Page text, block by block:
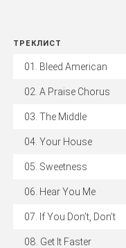
ТРЕКЛИСТ
Bleed American
A Praise Chorus
The Middle
Your House
Sweetness
Hear You Me
If You Don’t, Don’t
Get It Faster